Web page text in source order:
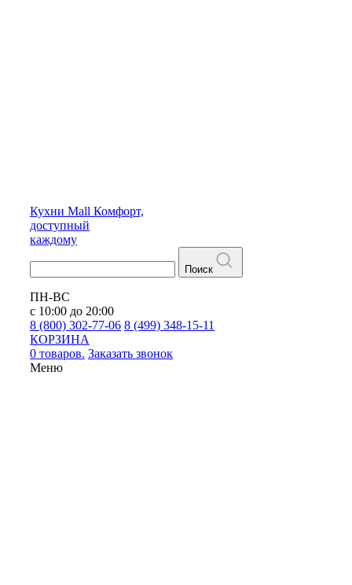
Кухни Mall Комфорт,
доступный
каждому
Поиск
ПН-ВС
с 10:00 до 20:00
8 (800) 302-77-06 8 (499) 348-15-11
КОРЗИНА
0 товаров. Заказать звонок
Меню